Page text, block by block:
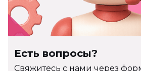
Есть вопросы?
Cвяжитесь с нами через